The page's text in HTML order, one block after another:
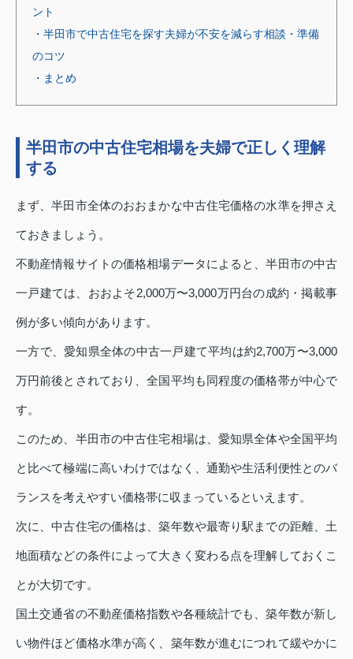
ント
・半田市で中古住宅を探す夫婦が不安を減らす相談・準備
のコツ
・まとめ
半田市の中古住宅相場を夫婦で正しく理解
する
まず、半田市全体のおおまかな中古住宅価格の水準を押さえ
ておきましょう。
不動産情報サイトの価格相場データによると、半田市の中古
一戸建ては、おおよそ2,000万〜3,000万円台の成約・掲載事
例が多い傾向があります。
一方で、愛知県全体の中古一戸建て平均は約2,700万〜3,000
万円前後とされており、全国平均も同程度の価格帯が中心で
す。
このため、半田市の中古住宅相場は、愛知県全体や全国平均
と比べて極端に高いわけではなく、通勤や生活利便性とのバ
ランスを考えやすい価格帯に収まっているといえます。
次に、中古住宅の価格は、築年数や最寄り駅までの距離、土
地面積などの条件によって大きく変わる点を理解しておくこ
とが大切です。
国土交通省の不動産価格指数や各種統計でも、築年数が新し
い物件ほど価格水準が高く、築年数が進むにつれて緩やかに